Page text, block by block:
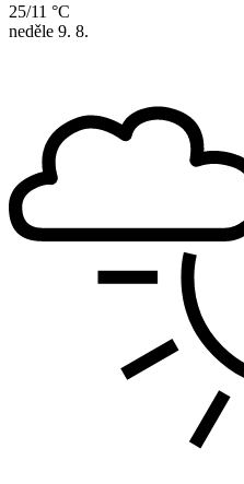
25/11 °C
neděle 9. 8.